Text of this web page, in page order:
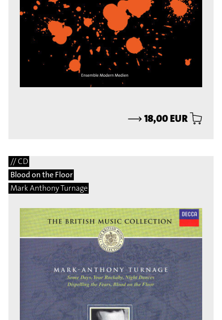
⟶18,00 EUR
// CD
Blood on the Floor
Mark Anthony Turnage